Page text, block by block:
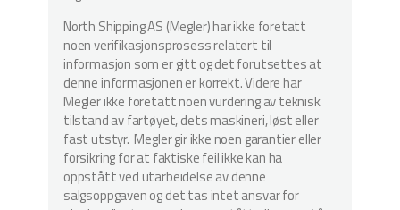
North Shipping AS (Megler) har ikke foretatt
noen verifikasjonsprosess relatert til
informasjon som er gitt og det forutsettes at
denne informasjonen er korrekt. Videre har
Megler ikke foretatt noen vurdering av teknisk
tilstand av fartøyet, dets maskineri, løst eller
fast utstyr. Megler gir ikke noen garantier eller
forsikring for at faktiske feil ikke kan ha
oppstått ved utarbeidelse av denne
salgsoppgaven og det tas intet ansvar for